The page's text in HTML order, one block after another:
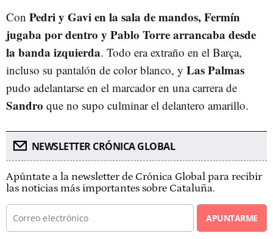
Con Pedri y Gavi en la sala de mandos, Fermín
jugaba por dentro y Pablo Torre arrancaba desde
la banda izquierda. Todo era extraño en el Barça,
incluso su pantalón de color blanco, y Las Palmas
pudo adelantarse en el marcador en una carrera de
Sandro que no supo culminar el delantero amarillo.
NEWSLETTER CRÓNICA GLOBAL
Apúntate a la newsletter de Crónica Global para recibir
las noticias más importantes sobre Cataluña.
APUNTARME